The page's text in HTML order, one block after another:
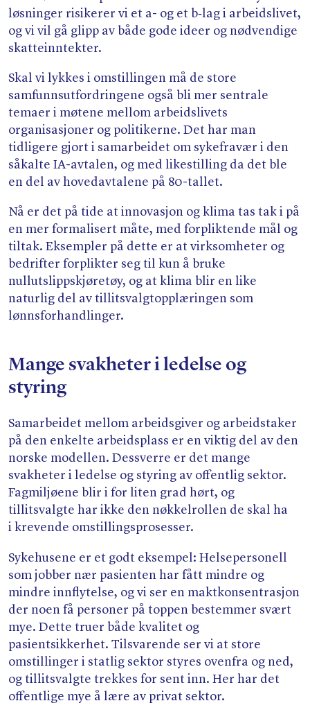
løsninger risikerer vi et a- og et b‑lag i arbeidslivet,
og vi vil gå glipp av både gode ideer og nødvendige
skatteinntekter.
Skal vi lykkes i omstillingen må de store
samfunnsutfordringene også bli mer sentrale
temaer i møtene mellom arbeidslivets
organisasjoner og politikerne. Det har man
tidligere gjort i samarbeidet om sykefravær i den
såkalte IA-avtalen, og med likestilling da det ble
en del av hovedavtalene på 80-tallet.
Nå er det på tide at innovasjon og klima tas tak i på
en mer formalisert måte, med forpliktende mål og
tiltak. Eksempler på dette er at virksomheter og
bedrifter forplikter seg til kun å bruke
nullutslippskjøretøy, og at klima blir en like
naturlig del av tillitsvalgtopplæringen som
lønnsforhandlinger.
Mange svakheter i ledelse og
styring
Samarbeidet mellom arbeidsgiver og arbeidstaker
på den enkelte arbeidsplass er en viktig del av den
norske modellen. Dessverre er det mange
svakheter i ledelse og styring av offentlig sektor.
Fagmiljøene blir i for liten grad hørt, og
tillitsvalgte har ikke den nøkkelrollen de skal ha
i krevende omstillingsprosesser.
Sykehusene er et godt eksempel: Helsepersonell
som jobber nær pasienten har fått mindre og
mindre innflytelse, og vi ser en maktkonsentrasjon
der noen få personer på toppen bestemmer svært
mye. Dette truer både kvalitet og
pasientsikkerhet. Tilsvarende ser vi at store
omstillinger i statlig sektor styres ovenfra og ned,
og tillitsvalgte trekkes for sent inn. Her har det
offentlige mye å lære av privat sektor.